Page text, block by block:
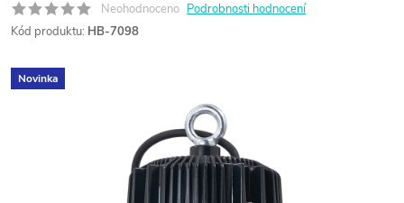
Neohodnoceno Podrobnosti hodnocení
Kód produktu: HB-7098
Novinka